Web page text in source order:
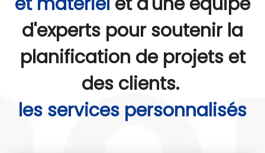
d'experts pour soutenir la
planification de projets et
des clients.
les services personnalisés